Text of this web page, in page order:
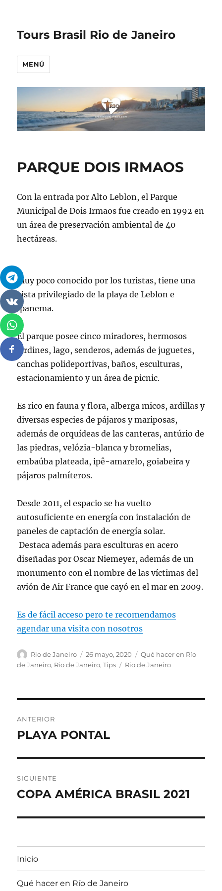
Tours Brasil Rio de Janeiro
MENÚ
PARQUE DOIS IRMAOS
Con la entrada por Alto Leblon, el Parque
Municipal de Dois Irmaos fue creado en 1992 en
un área de preservación ambiental de 40
hectáreas.
Muy poco conocido por los turistas, tiene una
vista privilegiado de la playa de Leblon e
Ipanema.
El parque posee cinco miradores, hermosos
jardines, lago, senderos, además de juguetes,
canchas polideportivas, baños, esculturas,
estacionamiento y un área de picnic.
Es rico en fauna y flora, alberga micos, ardillas y
diversas especies de pájaros y mariposas,
además de orquídeas de las canteras, antúrio de
las piedras, velózia-blanca y bromelias,
embaúba plateada, ipê-amarelo, goiabeira y
pájaros palmíteros.
Desde 2011, el espacio se ha vuelto
autosuficiente en energía con instalación de
paneles de captación de energía solar.
Destaca además para esculturas en acero
diseñadas por Oscar Niemeyer, además de un
monumento con el nombre de las víctimas del
avión de Air France que cayó en el mar en 2009.
Es de fácil acceso pero te recomendamos
agendar una visita con nosotros
Autor
Rio de Janeiro
Publicado
el
26 mayo, 2020 Categorías
Qué hacer en Río
de Janeiro, Rio de Janeiro,Tips Etiquetas
Rio de Janeiro
de
ANTERIOR
Entrada
PLAYA PONTAL
SIGUIENTE
Siguiente
COPA AMÉRICA BRASIL 2021
Inicio
Qué hacer en Río de Janeiro